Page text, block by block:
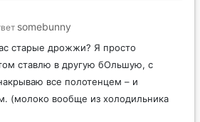
somebunny
старые дрожжи? Я просто
ставлю в другую бОльшую, с
все полотенцем – и
(молоко вообще из холодильника